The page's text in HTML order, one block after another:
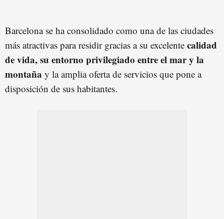
Barcelona se ha consolidado como una de las ciudades
más atractivas para residir gracias a su excelente calidad
de vida, su entorno privilegiado entre el mar y la
montaña y la amplia oferta de servicios que pone a
disposición de sus habitantes.